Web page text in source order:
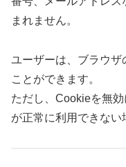
まれません。
ユーザーは、ブラウ
ことができます。
ただし、Cookieを無
が正常に利用できない